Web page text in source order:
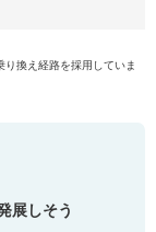
換え経路を採用していま
展しそう